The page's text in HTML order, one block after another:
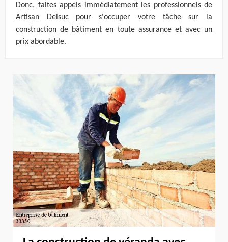
Donc, faites appels immédiatement les professionnels de
Artisan Delsuc pour s'occuper votre tâche sur la
construction de bâtiment en toute assurance et avec un
prix abordable.